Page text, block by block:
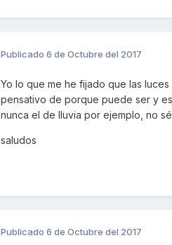
Publicado 6 de Octubre del 2017
Yo lo que me he fijado que las
pensativo de porque puede ser y
nunca el de lluvia por ejemplo, no
saludos
Publicado 6 de Octubre del 2017